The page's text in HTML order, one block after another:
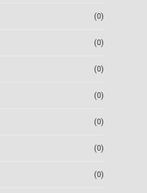
(0)
(0)
(0)
(0)
(0)
(0)
(0)